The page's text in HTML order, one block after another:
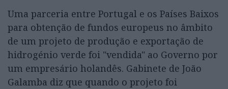
Uma parceria entre Portugal e os Países Baixos
para obtenção de fundos europeus no âmbito
de um projeto de produção e exportação de
hidrogénio verde foi "vendida" ao Governo por
um empresário holandês. Gabinete de João
Galamba diz que quando o projeto foi